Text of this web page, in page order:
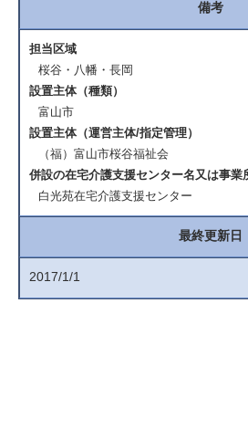
備考
担当区域
桜谷・八幡・長岡
設置主体（種類）
富山市
設置主体（運営主体/指定管理）
（福）富山市桜谷福祉会
併設の在宅介護支援センター名又は事業
白光苑在宅介護支援センター
最終更新日
2017/1/1